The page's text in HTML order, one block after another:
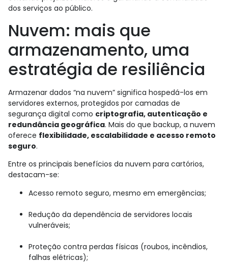
dos serviços ao público.
Nuvem: mais que
armazenamento, uma
estratégia de resiliência
Armazenar dados “na nuvem” significa hospedá-los em
servidores externos, protegidos por camadas de
segurança digital como criptografia, autenticação e
redundância geográfica. Mais do que backup, a nuvem
oferece flexibilidade, escalabilidade e acesso remoto
seguro.
Entre os principais benefícios da nuvem para cartórios,
destacam-se:
Acesso remoto seguro, mesmo em emergências;
Redução da dependência de servidores locais
vulneráveis;
Proteção contra perdas físicas (roubos, incêndios,
falhas elétricas);